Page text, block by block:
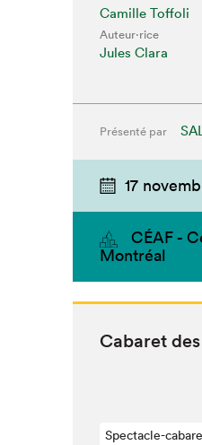
Camille Toffoli
Auteur·rice
Jules Clara
Présenté par
17
CÉAF -
Montréal
Cabaret
Spectacle-